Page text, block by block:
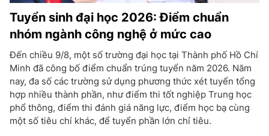
Tuyển sinh đại học 2026: Điểm chuẩn
nhóm ngành công nghệ ở mức cao
Đến chiều 9/8, một số trường đại học tại Thành phố Hồ Chí
Minh đã công bố điểm chuẩn trúng tuyển năm 2026. Năm
nay, đa số các trường sử dụng phương thức xét tuyển tổng
hợp nhiều thành phần, như điểm thi tốt nghiệp Trung học
phổ thông, điểm thi đánh giá năng lực, điểm học bạ cùng
một số tiêu chí khác, để tuyển phần lớn chỉ tiêu.